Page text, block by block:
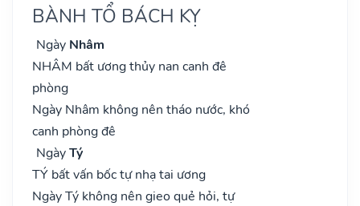
BÀNH TỔ BÁCH KỴ
Ngày Nhâm
NHÂM bất ương thủy nan canh đê
phòng
Ngày Nhâm không nên tháo nước, khó
canh phòng đê
NgàyTý
TÝ bất vấn bốc tự nhạ tai ương
Ngày Tý không nên gieo quẻ hỏi, tự